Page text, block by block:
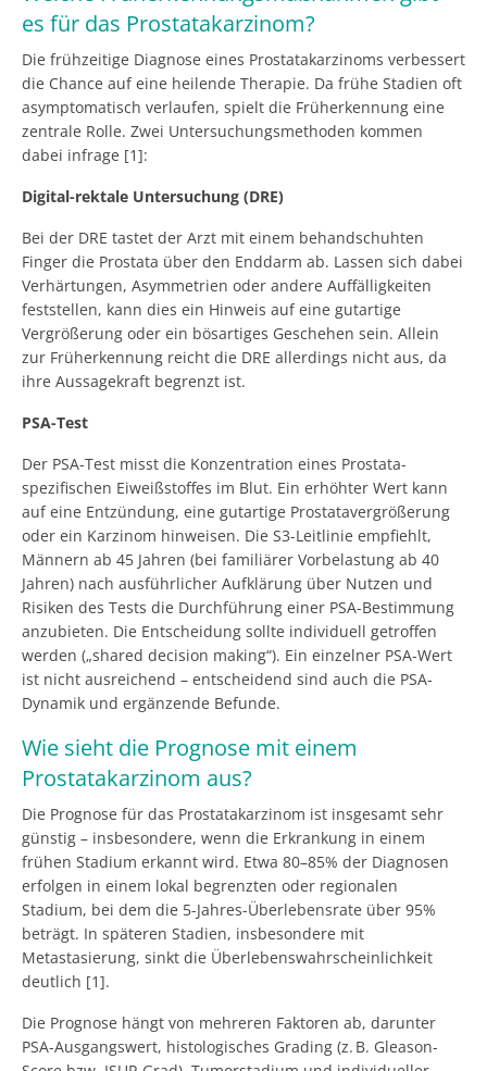
es für das Prostatakarzinom?
Die frühzeitige Diagnose eines Prostatakarzinoms verbessert
die Chance auf eine heilende Therapie. Da frühe Stadien oft
asymptomatisch verlaufen, spielt die Früherkennung eine
zentrale Rolle. Zwei Untersuchungsmethoden kommen
dabei infrage [1]:
Digital-rektale Untersuchung (DRE)
Bei der DRE tastet der Arzt mit einem behandschuhten
Finger die Prostata über den Enddarm ab. Lassen sich dabei
Verhärtungen, Asymmetrien oder andere Auffälligkeiten
feststellen, kann dies ein Hinweis auf eine gutartige
Vergrößerung oder ein bösartiges Geschehen sein. Allein
zur Früherkennung reicht die DRE allerdings nicht aus, da
ihre Aussagekraft begrenzt ist.
PSA-Test
Der PSA-Test misst die Konzentration eines Prostata-
spezifischen Eiweißstoffes im Blut. Ein erhöhter Wert kann
auf eine Entzündung, eine gutartige Prostatavergrößerung
oder ein Karzinom hinweisen. Die S3-Leitlinie empfiehlt,
Männern ab 45 Jahren (bei familiärer Vorbelastung ab 40
Jahren) nach ausführlicher Aufklärung über Nutzen und
Risiken des Tests die Durchführung einer PSA-Bestimmung
anzubieten. Die Entscheidung sollte individuell getroffen
werden („shared decision making“). Ein einzelner PSA-Wert
ist nicht ausreichend – entscheidend sind auch die PSA-
Dynamik und ergänzende Befunde.
Wie sieht die Prognose mit einem
Prostatakarzinom aus?
Die Prognose für das Prostatakarzinom ist insgesamt sehr
günstig – insbesondere, wenn die Erkrankung in einem
frühen Stadium erkannt wird. Etwa 80–85% der Diagnosen
erfolgen in einem lokal begrenzten oder regionalen
Stadium, bei dem die 5-Jahres-Überlebensrate über 95%
beträgt. In späteren Stadien, insbesondere mit
Metastasierung, sinkt die Überlebenswahrscheinlichkeit
deutlich [1].
Die Prognose hängt von mehreren Faktoren ab, darunter
PSA-Ausgangswert, histologisches Grading (z. B. Gleason-